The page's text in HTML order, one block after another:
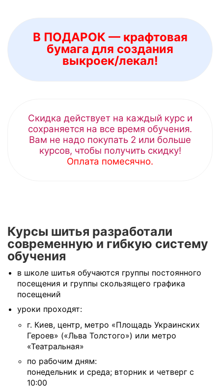
В ПОДАРОК — крафтовая
бумага для создания
выкроек/лекал!
Скидка действует на каждый курс и
сохраняется на все время обучения.
Вам не надо покупать 2 или больше
курсов, чтобы получить скидку!
Оплата помесячно.
Курсы шитья разработали
современную и гибкую систему
обучения
в школе шитья обучаются группы постоянного
посещения и группы скользящего графика
посещений
уроки проходят:
г. Киев, центр, метро «Площадь Украинских
Героев» («Льва Толстого») или метро
«Театральная»
по рабочим дням:
понедельник и среда; вторник и четверг с
10:00